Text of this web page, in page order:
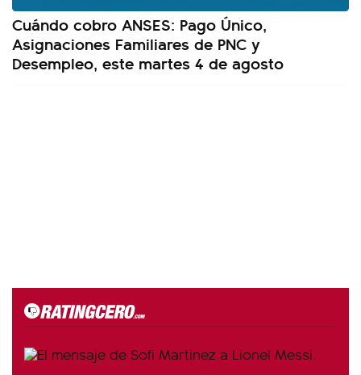
Cuándo cobro ANSES: Pago Único,
Asignaciones Familiares de PNC y
Desempleo, este martes 4 de agosto